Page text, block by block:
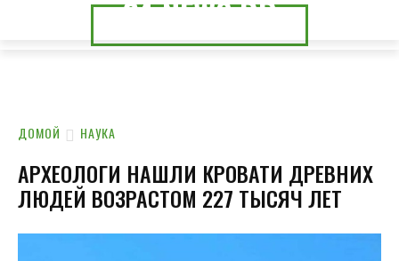
24.NEWS.CK
24.NEWS.DP
ДОМОЙ НАУКА
АРХЕОЛОГИ НАШЛИ КРОВАТИ ДРЕВНИХ
ЛЮДЕЙ ВОЗРАСТОМ 227 ТЫСЯЧ ЛЕТ